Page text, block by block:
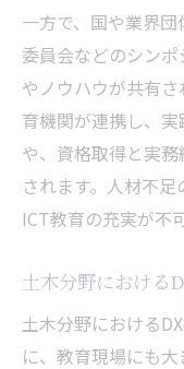
一方で、国や業界
委員会などのシン
やノウハウが共有
育機関が連携し、
や、資格取得と実
されます。人材不
ICT教育の充実が不
土木分野における
土木分野における
に、教育現場にも